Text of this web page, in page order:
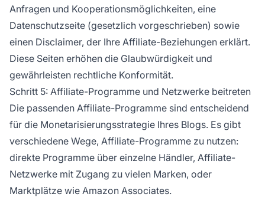
Anfragen und Kooperationsmöglichkeiten, eine
Datenschutzseite (gesetzlich vorgeschrieben) sowie
einen Disclaimer, der Ihre Affiliate-Beziehungen erklärt.
Diese Seiten erhöhen die Glaubwürdigkeit und
gewährleisten rechtliche Konformität.
Schritt 5: Affiliate-Programme und Netzwerke beitreten
Die passenden Affiliate-Programme sind entscheidend
für die Monetarisierungsstrategie Ihres Blogs. Es gibt
verschiedene Wege, Affiliate-Programme zu nutzen:
direkte Programme über einzelne Händler, Affiliate-
Netzwerke mit Zugang zu vielen Marken, oder
Marktplätze wie Amazon Associates.